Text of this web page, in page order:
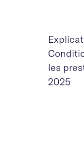
les
2025